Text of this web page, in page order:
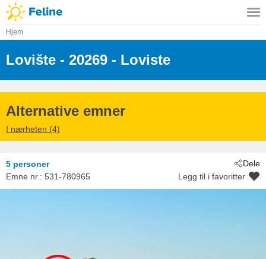
Hjem
Lovište - 20269 - Loviste
Alternative emner
I nærheten (4)
Dele
5 personer
Emne nr.: 531-780965 Legg til i favoritter